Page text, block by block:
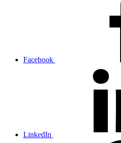
Facebook
LinkedIn